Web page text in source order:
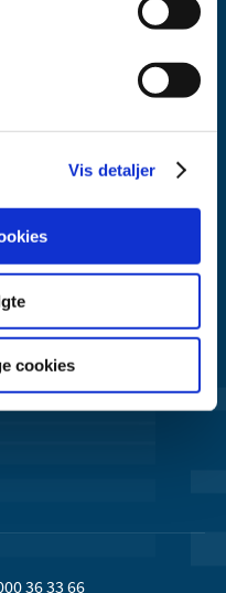
Vis detaljer
cookies
36 33 66